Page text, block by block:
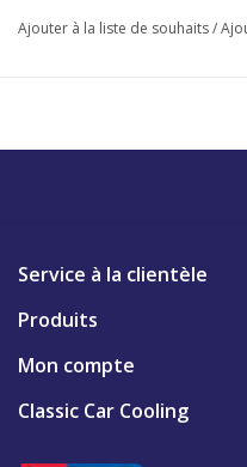
Ajouter à la liste de souhaits/
Service à la clientèle
Produits
Mon compte
Classic Car Cooling